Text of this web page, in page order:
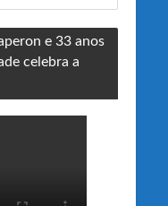
e 33 anos
celebra a